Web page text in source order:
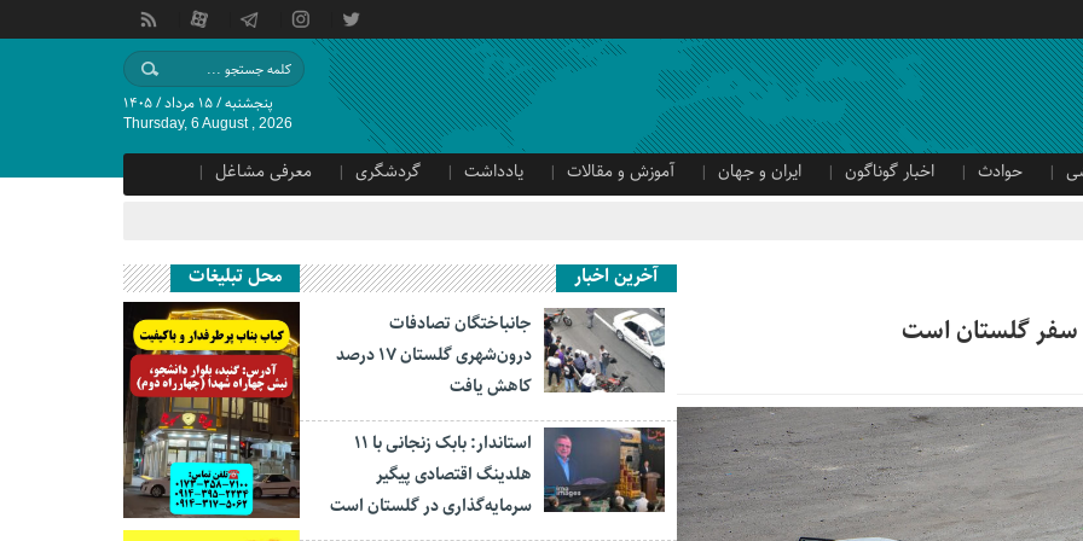
پنجشنبه / ۱۵ مرداد / ۱۴۰۵
Thursday, 6 August , 2026
حوادث اخبار گوناگون ایران و جهان آموزش و مقالات یادداشت گردشگری
معرفی مشاغل
سفر گلستان است
آخرین اخبار
جانباختگان تصادفات
درون‌شهری گلستان ۱۷ درصد
کاهش یافت
استاندار: بابک زنجانی با ۱۱
هلدینگ اقتصادی پیگیر
سرمایه‌گذاری در گلستان است
محل تبلیغات